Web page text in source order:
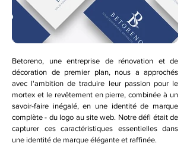
Betoreno, une entreprise de rénovation et de
décoration de premier plan, nous a approchés
avec l'ambition de traduire leur passion pour le
mortex et le revêtement en pierre, combinée à un
savoir-faire inégalé, en une identité de marque
complète - du logo au site web. Notre défi était de
capturer ces caractéristiques essentielles dans
une identité de marque élégante et raffinée.